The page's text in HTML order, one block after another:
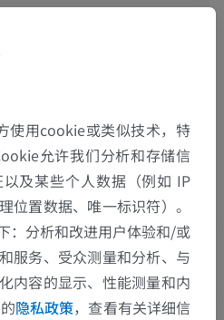
没有子结构
使用cookie或类似技术，特
允许我们分析和存储信
及某些个人数据（例如 IP
位置数据、唯一标识符）。
：分析和改进用户体验和/或
服务、受众测量和分析、与
内容的显示、性能测量和内
隐私政策，查看有关详细信